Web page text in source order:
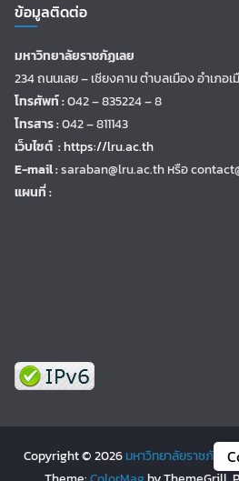
ข้อมูลติดต่อ
มหาวิทยาลัยราชภัฏเลย
234 ถนนเลย – เชียงคาน ตำบลเมือง อำเภอ
โทรศัพท์ :042 – 835224 – 8
โทรสาร :042 – 811143
เว็บไซต์ :https://lru.ac.th
E-mail :saraban@lru.ac.thหรือ
แผนที่ :
Copyright © 2026มหาวิทยาลัยราชภัฏเล